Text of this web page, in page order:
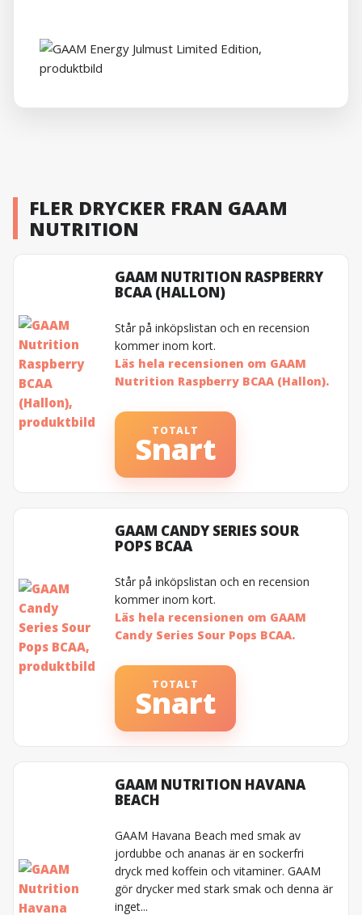
FLER DRYCKER FRAN GAAM
NUTRITION
GAAM NUTRITION RASPBERRY
BCAA (HALLON)
Står på inköpslistan och en recension
kommer inom kort.
Läs hela recensionen om GAAM
Nutrition Raspberry BCAA (Hallon).
TOTALT
Snart
GAAM CANDY SERIES SOUR
POPS BCAA
Står på inköpslistan och en recension
kommer inom kort.
Läs hela recensionen om GAAM
Candy Series Sour Pops BCAA.
TOTALT
Snart
GAAM NUTRITION HAVANA
BEACH
GAAM Havana Beach med smak av
jordubbe och ananas är en sockerfri
dryck med koffein och vitaminer. GAAM
gör drycker med stark smak och denna är
inget...